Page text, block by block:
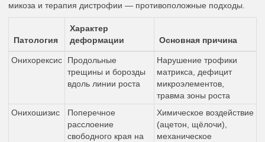
микоза и терапия дистрофии — противоположные подходы.
Патология
Характер
деформации
Основная причина
Онихорексис
Продольные
трещины и борозды
вдоль линии роста
Нарушение трофики
матрикса, дефицит
микроэлементов,
травма зоны роста
Онихошизис
Поперечное
расслоение
свободного края на
Химическое воздействие
(ацетон, щёлочи),
механическое